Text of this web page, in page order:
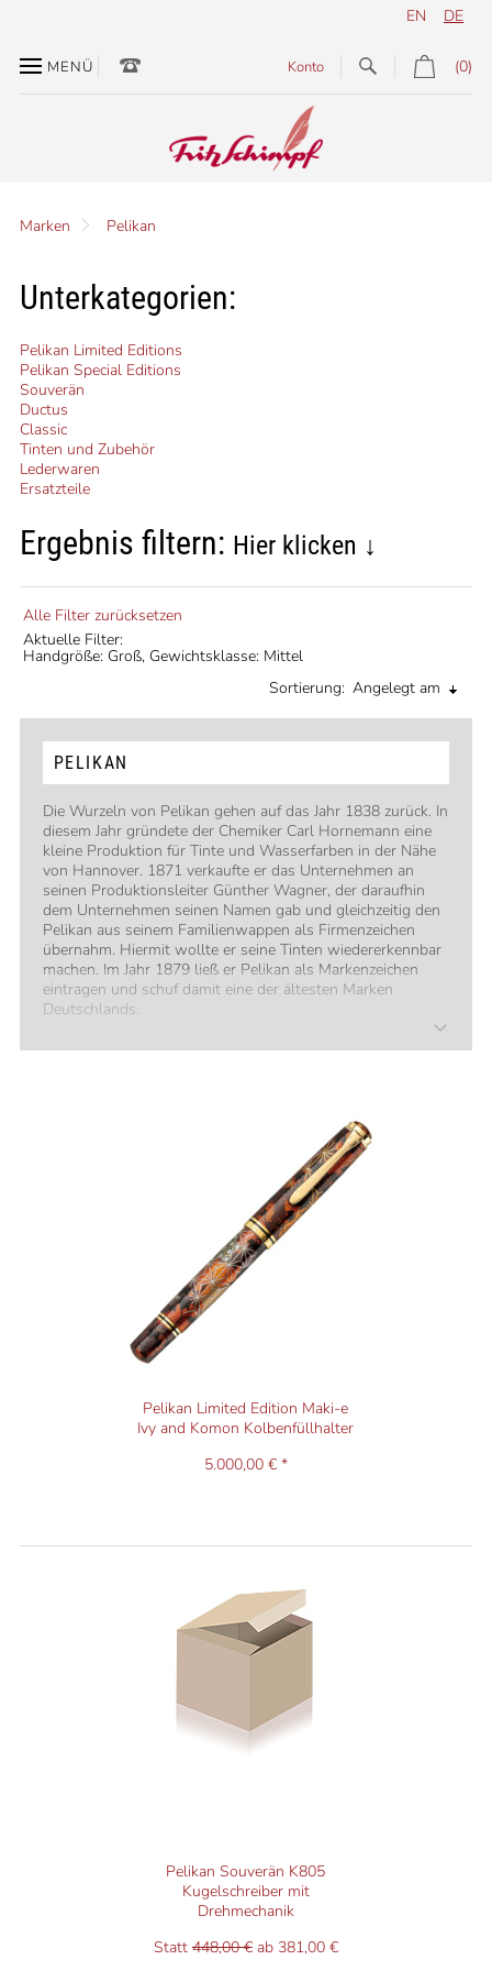
DE
EN
MENÜ (0)
Konto
Marken Pelikan
Unterkategorien:
Pelikan Limited Editions
Pelikan Special Editions
Souverän
Ductus
Classic
Tinten und Zubehör
Lederwaren
Ersatzteile
Ergebnis filtern: Hier klicken ↓
Alle Filter zurücksetzen
Aktuelle Filter:
Handgröße: Groß, Gewichtsklasse: Mittel
Sortierung: Angelegt am
PELIKAN
Die Wurzeln von Pelikan gehen auf das Jahr 1838 zurück. In
diesem Jahr gründete der Chemiker Carl Hornemann eine
kleine Produktion für Tinte und Wasserfarben in der Nähe
von Hannover. 1871 verkaufte er das Unternehmen an
seinen Produktionsleiter Günther Wagner, der daraufhin
dem Unternehmen seinen Namen gab und gleichzeitig den
Pelikan aus seinem Familienwappen als Firmenzeichen
übernahm. Hiermit wollte er seine Tinten wiedererkennbar
machen. Im Jahr 1879 ließ er Pelikan als Markenzeichen
eintragen und schuf damit eine der ältesten Marken
Deutschlands.
In den folgenden Jahren wuchs und expandierte das
Differential-Kolbenmechanismus erworben hatte. In den
folgenden Jahrzehnten festigte das Unternehmen
international seinen Ruf als Anbieter von Füllhaltern der
Die heutigen hochwertigen Schreibgeräte von Pelikan
verfügen aufgrund ihrer hohen Qualität über eine äußerst
lange Haltbarkeit. Es ist in unserem Ladengschäft häufig
der Fall, dass Füllhalter aus den 1920er und 30er Jahren
zur "Überholung" abgegeben werden. Sie funktionieren
nach wie vor einwandfrei und benötigen lediglich neue
Dichtungsringe (ein Verschleißartikel).
Pelikan Limited Edition Maki-e
Ivy and Komon Kolbenfüllhalter
5.000,00 € *
Pelikan Souverän K805
Kugelschreiber mit
Drehmechanik
Statt 448,00 € ab 381,00 €